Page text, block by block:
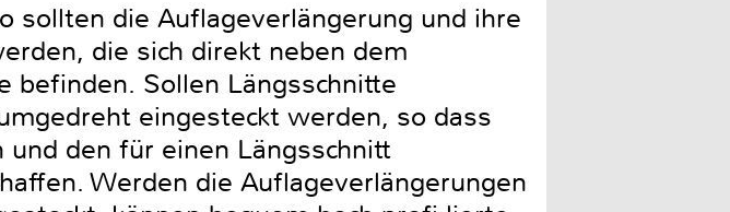
sollten die Auflageverlängerung und ihre
die sich direkt neben dem
befinden. Sollen Längsschnitte
eingesteckt werden, so dass
den für einen Längsschnitt
Werden die Auflageverlängerungen